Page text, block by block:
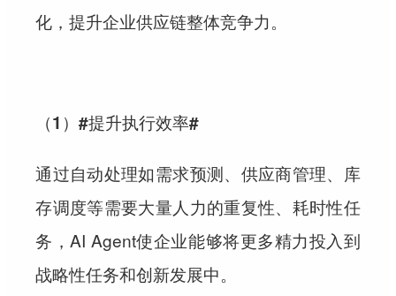
化，提升企业供应链整体竞争力。
（1）#提升执行效率#
通过自动处理如需求预测、供应商管理、库
存调度等需要大量人力的重复性、耗时性任
务，AI Agent使企业能够将更多精力投入到
战略性任务和创新发展中。